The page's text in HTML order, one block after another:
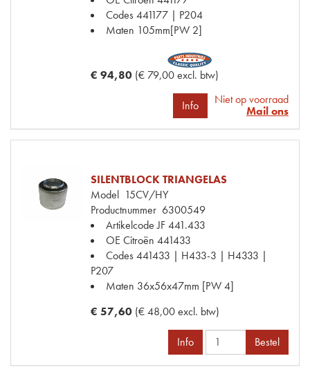
Codes441177 | P204
Maten 105mm[PW 2]
€ 94,80 (€ 79,00 excl. btw)
Info
Niet op voorraad
Mail ons
SILENTBLOCK TRIANGELAS
Model 15CV/HY
Productnummer 6300549
Artikelcode JF441.433
OE Citroën 441433
Codes441433 | H433-3 | H4333 |
P207
Maten 36x56x47mm [PW 4]
€ 57,60 (€ 48,00 excl. btw)
Info Bestel